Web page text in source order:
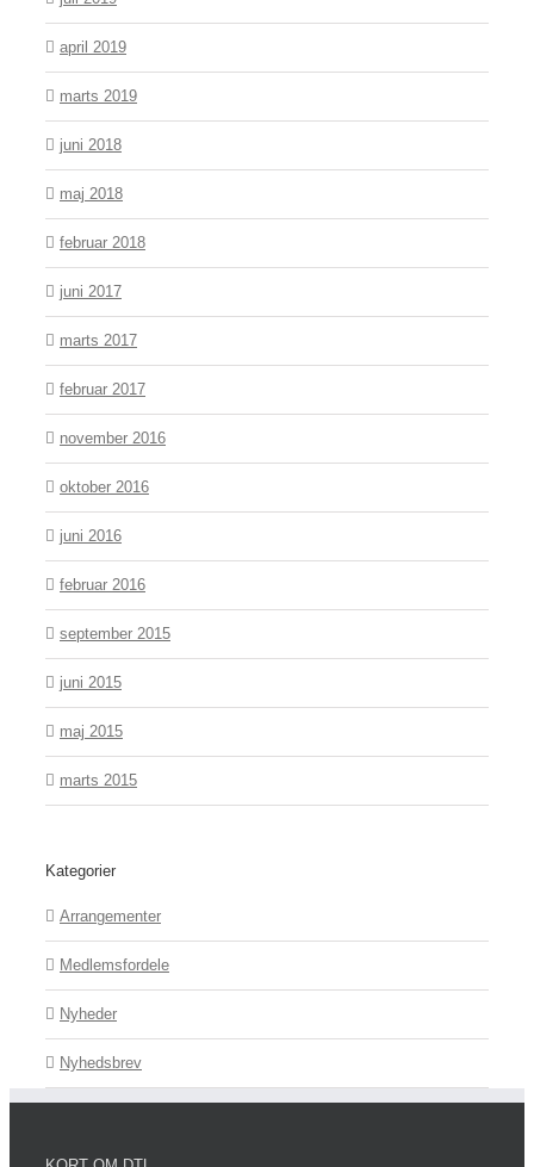
april 2019
marts 2019
juni 2018
maj 2018
februar 2018
juni 2017
marts 2017
februar 2017
november 2016
oktober 2016
juni 2016
februar 2016
september 2015
juni 2015
maj 2015
marts 2015
Kategorier
Arrangementer
Medlemsfordele
Nyheder
Nyhedsbrev